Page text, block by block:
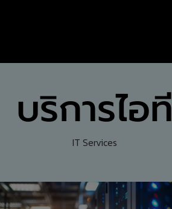
บริการไอที
IT Services